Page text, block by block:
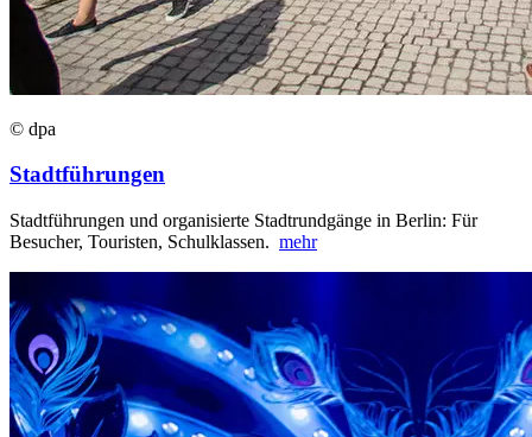
© dpa
Stadtführungen
Stadtführungen und organisierte Stadtrundgänge in Berlin: Für
Besucher, Touristen, Schulklassen. mehr